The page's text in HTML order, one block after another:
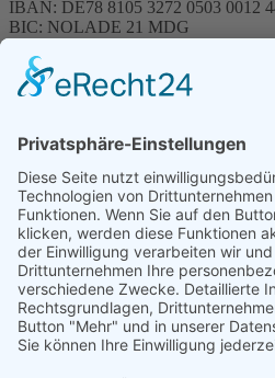
IBAN: DE78 8105 3272 0503 0012
BIC: NOLADE 21 MDG
Spenden können steuerlich abgesetzt
Förderung
© 1987 – 2025
Storchenhof Loburg e.V.
Alle Rechte vorbehalten.
Cookie-Einstellungen
Navigation überspringen